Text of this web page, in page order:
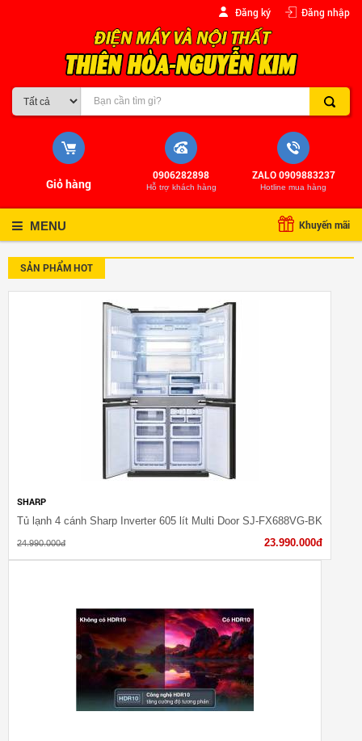
Đăng ký Đăng nhập
ZALO 0909883237
Hotline mua hàng
0906282898
Hỗ trợ khách hàng
Giỏ hàng
Khuyến mãi
MENU
SẢN PHẨM HOT
SHARP
Tủ lạnh 4 cánh Sharp Inverter 605 lít Multi Door SJ-FX688VG-BK
24.990.000đ 23.990.000đ